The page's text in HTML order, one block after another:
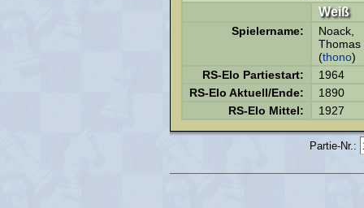
Weiß
Spielername:
Noack,
Thomas
(thono)
RS-Elo Partiestart:
1964
RS-Elo Aktuell/Ende:
1890
RS-Elo Mittel:
1927
Partie-Nr.: